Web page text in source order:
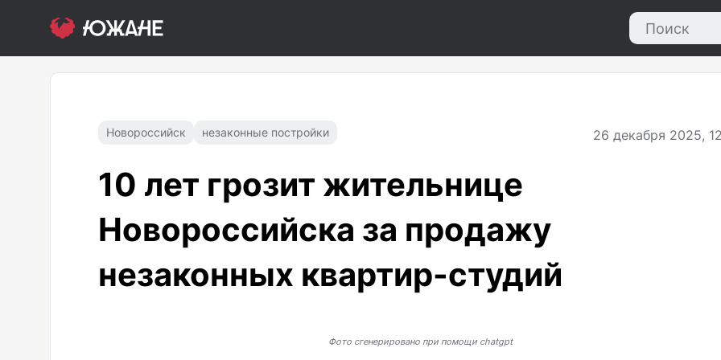
Новороссийск незаконные постройки 26 декабря 2025,
10 лет грозит жительнице
Новороссийска за продажу
незаконных квартир-студий
Фото сгенерировано при помощи chatgpt